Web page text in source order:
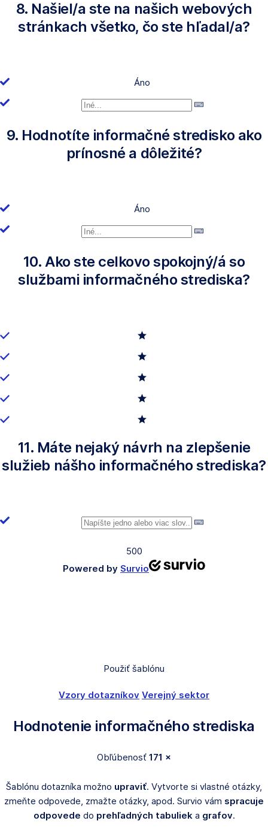
8. Našiel/a ste na našich webových
stránkach všetko, čo ste hľadal/a?
Áno
9. Hodnotíte informačné stredisko ako
prínosné a dôležité?
Áno
10. Ako ste celkovo spokojný/á so
službami informačného strediska?
11. Máte nejaký návrh na zlepšenie
služieb nášho informačného strediska?
500
Powered by Survio
Použiť šablónu
Vzory dotazníkov Verejný sektor
Hodnotenie informačného strediska
Obľúbenosť 171 ×
Šablónu dotazníka možno upraviť. Vytvorte si vlastné otázky,
zmeňte odpovede, zmažte otázky, apod. Survio vám spracuje
odpovede do prehľadných tabulieka grafov.